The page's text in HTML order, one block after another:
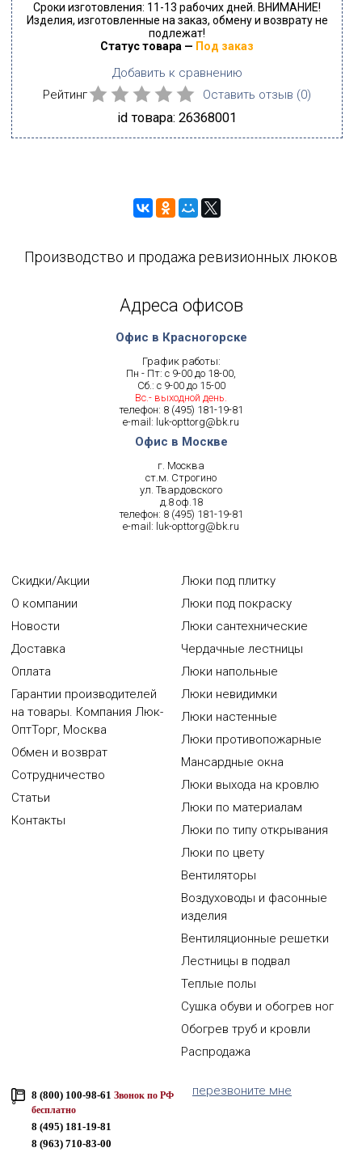
Сроки изготовления: 11-13 рабочих дней. ВНИМАНИЕ!
Изделия, изготовленные на заказ, обмену и возврату не
подлежат!
Статус товара — Под заказ
Добавить к сравнению
Рейтинг
Оставить отзыв (0)
id товара: 26368001
Производство и продажа ревизионных люков
Адреса офисов
Офис в Красногорске
График работы:
Пн - Пт: с 9-00 до 18-00,
Сб.: с 9-00 до 15-00
Вс.- выходной день.
телефон: 8 (495) 181-19-81
e-mail: luk-opttorg@bk.ru
Офис в Москве
г. Москва
ст.м. Строгино
ул. Твардовского
д.8 оф.18
телефон: 8 (495) 181-19-81
e-mail: luk-opttorg@bk.ru
Скидки/Акции
О компании
Новости
Доставка
Оплата
Гарантии производителей
на товары. Компания Люк-
ОптТорг, Москва
Обмен и возврат
Сотрудничество
Статьи
Контакты
Люки под плитку
Люки под покраску
Люки сантехнические
Чердачные лестницы
Люки напольные
Люки невидимки
Люки настенные
Люки противопожарные
Мансардные окна
Люки выхода на кровлю
Люки по материалам
Люки по типу открывания
Люки по цвету
Вентиляторы
Воздуховоды и фасонные
изделия
Вентиляционные решетки
Лестницы в подвал
Теплые полы
Сушка обуви и обогрев ног
Обогрев труб и кровли
Распродажа
8 (800) 100-98-61 Звонок по РФ
бесплатно
8 (495) 181-19-81
8 (963) 710-83-00
перезвоните мне